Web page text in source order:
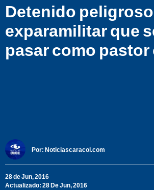
Detenido peligroso
exparamilitar que
pasar como
Por: Noticiascaracol.com
28 de Jun, 2016
Actualizado: 28 De Jun, 2016